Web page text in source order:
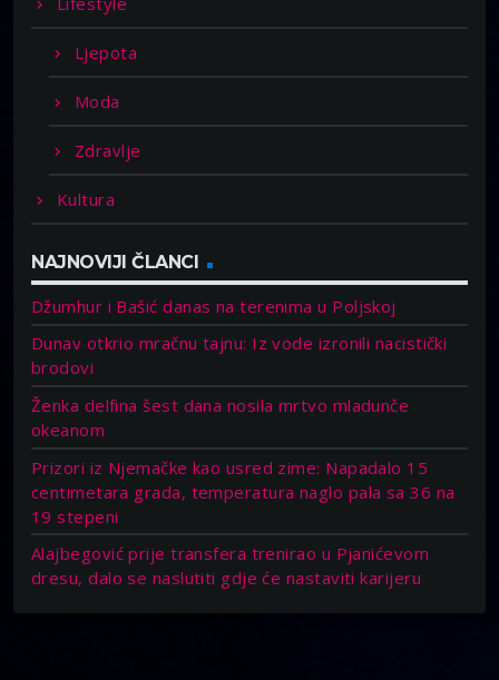
Ljepota
Moda
Zdravlje
Kultura
NAJNOVIJI ČLANCI
Džumhur i Bašić danas na terenima u Poljskoj
Dunav otkrio mračnu tajnu: Iz vode izronili nacistički
brodovi
Ženka delfina šest dana nosila mrtvo mladunče
okeanom
Prizori iz Njemačke kao usred zime: Napadalo 15
centimetara grada, temperatura naglo pala sa 36 na
19 stepeni
Alajbegović prije transfera trenirao u Pjanićevom
dresu, dalo se naslutiti gdje će nastaviti karijeru